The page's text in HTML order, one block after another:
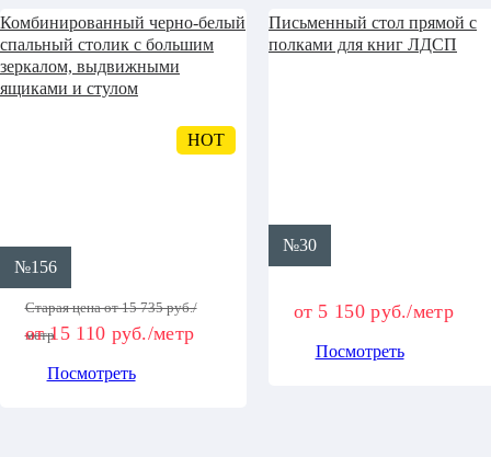
Комбинированный черно-белый
спальный столик с большим
зеркалом, выдвижными
ящиками и стулом
HOT
№156
Старая цена от 15 735 руб./
метр
от 15 110 руб./метр
Посмотреть
Письменный стол прямой с
полками для книг ЛДСП
№30
от 5 150 руб./метр
Посмотреть